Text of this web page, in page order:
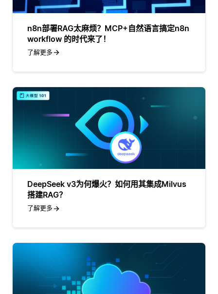
n8n部署RAG太麻烦？MCP+自然语言搞定n8n
workflow 的时代来了！
了解更多
DeepSeek v3为何爆火？如何用其集成Milvus
搭建RAG？
了解更多